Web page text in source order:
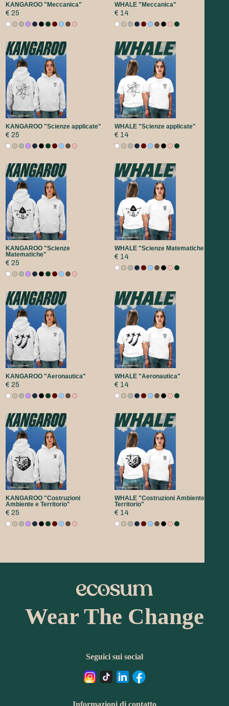
KANGAROO "Meccanica"
€ 25
WHALE "Meccanica"
€ 14
KANGAROO "Scienze applicate"
€ 25
WHALE "Scienze applicate"
€ 14
KANGAROO "Scienze
Matematiche"
€ 25
WHALE "Scienze Matematiche"
€ 14
KANGAROO "Aeronautica"
€ 25
WHALE "Aeronautica"
€ 14
KANGAROO "Costruzioni
Ambiente e Territorio"
€ 25
WHALE "Costruzioni Ambiente e
Territorio"
€ 14
Wear The Change
Seguici sui social
Informazioni di contatto